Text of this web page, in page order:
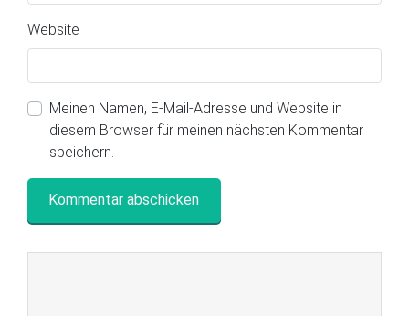
Website
Meinen Namen, E-Mail-Adresse und Website in
diesem Browser für meinen nächsten Kommentar
speichern.